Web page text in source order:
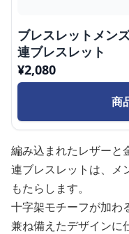
ブレスレットメン
連ブレスレット
¥2,080
商
編み込まれたレザーと
連ブレスレットは、メ
もたらします。
十字架モチーフが加わ
兼ね備えたデザインに